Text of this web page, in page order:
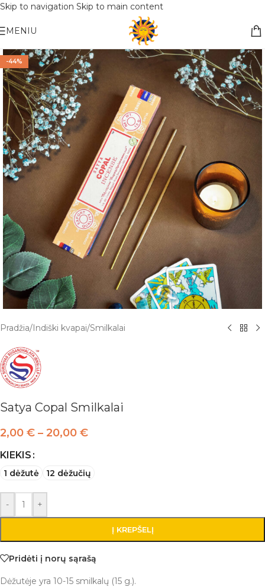
Skip to navigation Skip to main content
Nemokamas pristatymas į paštomatą apsiperkant už 30€!!
MENIU
-44%
Pradžia/Indiški kvapai/Smilkalai
Satya Copal Smilkalai
2,00 € – 20,00 €
KIEKIS
1 dėžutė 12 dėžučių
- +
Į KREPŠELĮ
Pridėti į norų sąrašą
Dėžutėje yra 10-15 smilkalų (15 g.).